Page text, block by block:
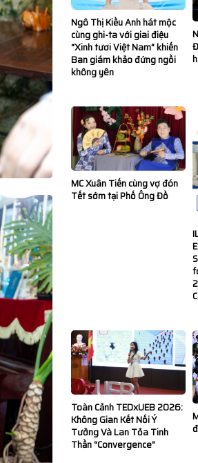
Ngô Thị Kiều Anh hát mộc
cùng ghi-ta với giai điệu
“Xinh tươi Việt Nam” khiến
Ban giám khảo đứng ngồi
không yên
MC Xuân Tiến cùng vợ đón
Tết sớm tại Phố Ông Đồ
Toàn Cảnh TEDxUEB 2026:
Không Gian Kết Nối Ý
Tưởng Và Lan Tỏa Tinh
Thần “Convergence”